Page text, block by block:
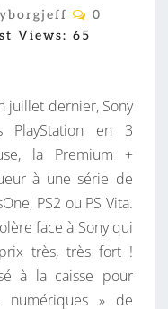
C
M
A
E
S
0
Views: 65
juillet dernier, Sony
PlayStation en 3
la Premium +
à une série de
PS2 ou PS Vita.
face à Sony qui
très, très fort !
à la caisse pour
numériques » de